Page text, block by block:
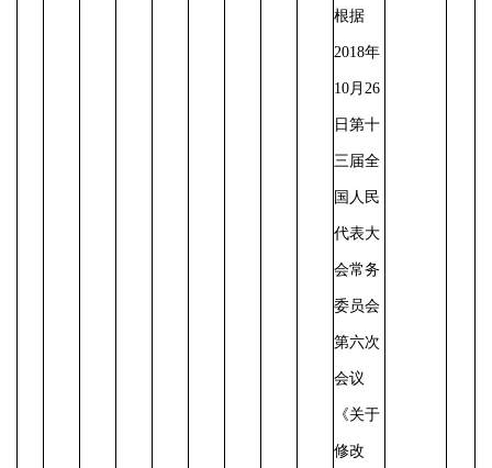
根据
2018年
10月26
日第十
三届全
国人民
代表大
会常务
委员会
第六次
会议
《关于
修改